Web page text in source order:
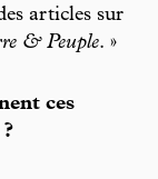
articles sur
& Peuple. »
ces